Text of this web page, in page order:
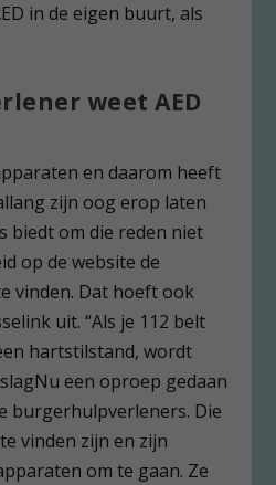
in de eigen buurt, als
weet AED
en daarom heeft
zijn oog erop laten
biedt om die reden niet
op de website de
vinden. Dat hoeft ook
uit. “Als je 112 belt
hartstilstand, wordt
een oproep gedaan
burgerhulpverleners. Die
vinden zijn en zijn
om te gaan. Ze